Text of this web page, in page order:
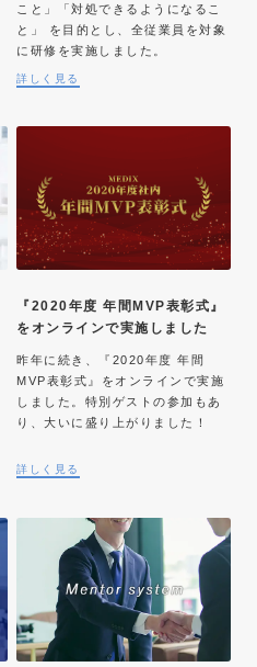
こと」「対処できるようになるこ
と」 を目的とし、全従業員を対象
に研修を実施しました。
詳しく見る
『2020年度 年間MVP表彰式』
をオンラインで実施しました
昨年に続き、『2020年度 年間
MVP表彰式』をオンラインで実施
しました。特別ゲストの参加もあ
り、大いに盛り上がりました！
詳しく見る